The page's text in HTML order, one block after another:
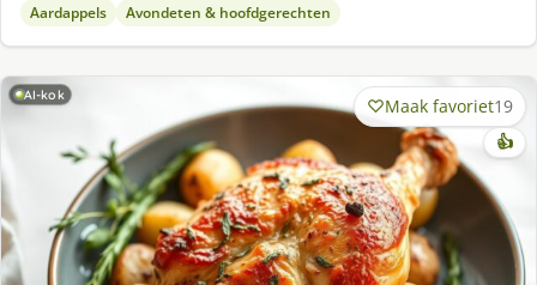
Aardappels Avondeten & hoofdgerechten
AI-kok Maak favoriet19
👍